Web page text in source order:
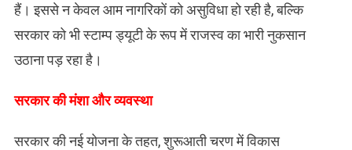
हैं। इससे न केवल आम नागरिकों को असुविधा हो रही है, बल्कि
सरकार को भी स्टाम्प ड्यूटी के रूप में राजस्व का भारी नुकसान
उठाना पड़ रहा है।
​सरकार की मंशा और व्यवस्था
सरकार की नई योजना के तहत, शुरूआती चरण में विकास